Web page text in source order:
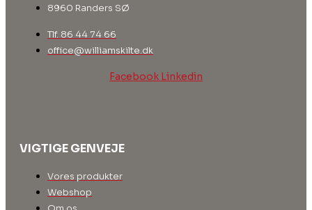
8960 Randers SØ
Tlf. 86 44 74 66
office@williamskilte.dk
Facebook Linkedin
VIGTIGE GENVEJE
Vores produkter
Webshop